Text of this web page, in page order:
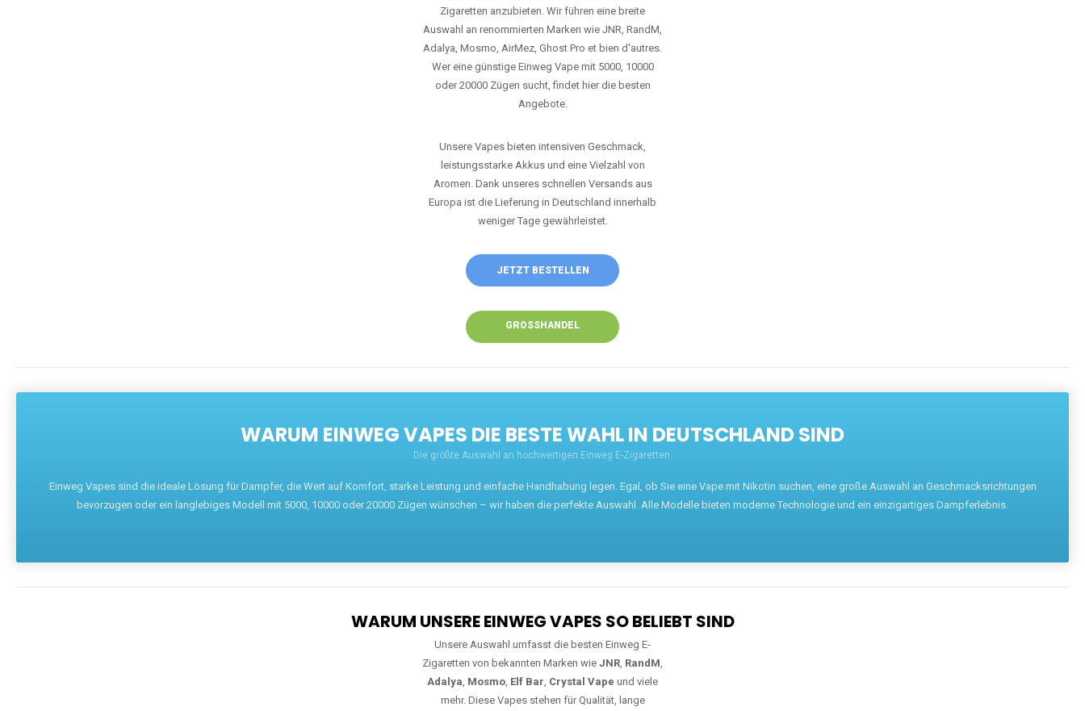
Zigaretten anzubieten. Wir führen eine breite
Auswahl an renommierten Marken wie JNR, RandM,
Adalya, Mosmo, AirMez, Ghost Pro et bien d'autres.
Wer eine günstige Einweg Vape mit 5000, 10000
oder 20000 Zügen sucht, findet hier die besten
Angebote.
Unsere Vapes bieten intensiven Geschmack,
leistungsstarke Akkus und eine Vielzahl von
Aromen. Dank unseres schnellen Versands aus
Europa ist die Lieferung in Deutschland innerhalb
weniger Tage gewährleistet.
JETZT BESTELLEN
GROSSHANDEL
WARUM EINWEG VAPES DIE BESTE WAHL IN DEUTSCHLAND SIND
Die größte Auswahl an hochwertigen Einweg E-Zigaretten.
Einweg Vapes sind die ideale Lösung für Dampfer, die Wert auf Komfort, starke Leistung und einfache Handhabung legen. Egal, ob Sie eine Vape mit Nikotin suchen, eine große Auswahl an Geschmacksrichtungen
bevorzugen oder ein langlebiges Modell mit 5000, 10000 oder 20000 Zügen wünschen – wir haben die perfekte Auswahl. Alle Modelle bieten moderne Technologie und ein einzigartiges Dampferlebnis.
WARUM UNSERE EINWEG VAPES SO BELIEBT SIND
Unsere Auswahl umfasst die besten Einweg E-
Zigaretten von bekannten Marken wie JNR, RandM,
Adalya, Mosmo, Elf Bar, Crystal Vape und viele
mehr. Diese Vapes stehen für Qualität, lange